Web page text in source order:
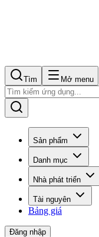
Tìm Mở menu
Sản phẩm
Danh mục
Nhà phát triển
Tài nguyên
Bảng giá
Đăng nhập